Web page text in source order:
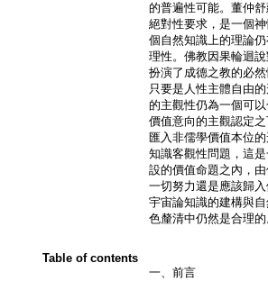
的普遍性可能。董仲
絕對性要求，是一個
個自然知識上的理論
理性。佛教因果輪迴
扮演了成德之教的必
只要是人性主體自由
的主觀性仍為一個可
價值意向的主觀認定
匯入非儒學價值本位
知識客觀性問題，這
設的價值命題之內，
一切努力還是應該歸
宇宙論知識的建構與
色釐清中仍然是合理
Table of contents
一、前言